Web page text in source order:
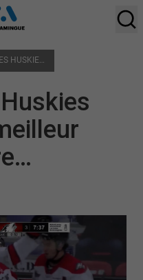
LHJMQ : LES HUSKIES CAPABLES DU MEILLEUR COMME DU PIRE…